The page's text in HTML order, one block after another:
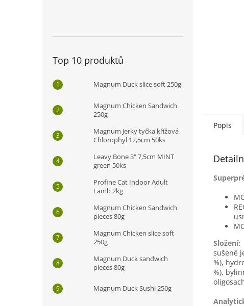
Top 10 produktů
Magnum Duck slice soft 250g
Magnum Chicken Sandwich
250g
Magnum Jerky tyčka křížová
Chlorophyl 12,5cm 50ks
Leavy Bone 3" 7,5cm MINT
green 50ks
Profine Cat Indoor Adult
Lamb 2kg
Magnum Chicken Sandwich
pieces 80g
Magnum Chicken slice soft
250g
Magnum Duck sandwich
pieces 80g
Magnum Duck Sushi 250g
Popis
Složení:
sušené
%),
%),